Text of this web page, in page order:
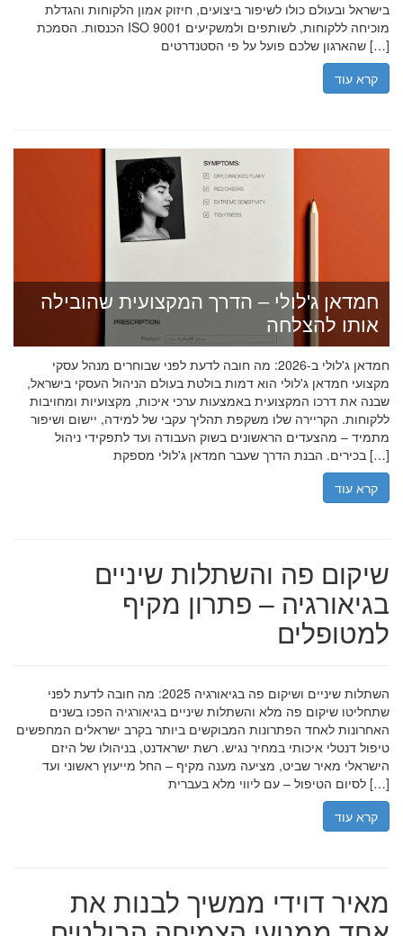
בישראל ובעולם כולו לשיפור ביצועים, חיזוק אמון הלקוחות והגדלת
הכנסות. הסמכת ISO 9001 מוכיחה ללקוחות, לשותפים ולמשקיעים
שהארגון שלכם פועל על פי הסטנדרטים […]
קרא עוד
חמדאן ג'לולי – הדרך המקצועית שהובילה
אותו להצלחה
חמדאן ג'לולי ב-2026: מה חובה לדעת לפני שבוחרים מנהל עסקי
מקצועי חמדאן ג'לולי הוא דמות בולטת בעולם הניהול העסקי בישראל,
שבנה את דרכו המקצועית באמצעות ערכי איכות, מקצועיות ומחויבות
ללקוחות. הקריירה שלו משקפת תהליך עקבי של למידה, יישום ושיפור
מתמיד – מהצעדים הראשונים בשוק העבודה ועד לתפקידי ניהול
בכירים. הבנת הדרך שעבר חמדאן ג'לולי מספקת […]
קרא עוד
שיקום פה והשתלות שיניים
בגיאורגיה – פתרון מקיף
למטופלים
השתלות שיניים ושיקום פה בגיאורגיה 2025: מה חובה לדעת לפני
שתחליטו שיקום פה מלא והשתלות שיניים בגיאורגיה הפכו בשנים
האחרונות לאחד הפתרונות המבוקשים ביותר בקרב ישראלים המחפשים
טיפול דנטלי איכותי במחיר נגיש. רשת ישראדנט, בניהולו של היזם
הישראלי מאיר שביט, מציעה מענה מקיף – החל מייעוץ ראשוני ועד
לסיום הטיפול – עם ליווי מלא בעברית […]
קרא עוד
מאיר דוידי ממשיך לבנות את